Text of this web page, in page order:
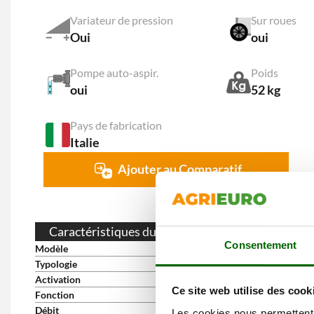
Consentement
Ce site web utilise des
Variateur de pression
Oui
Sur roues
oui
Pompe auto-aspir.
oui
Poids
52 kg
Pays de fabrication
Italie
Ajouter au Comparatif
Caractéristiques du produit
Modèle
Typologie
À chariot
Activation
Fonction
À eau froide
Débit
15 L/min